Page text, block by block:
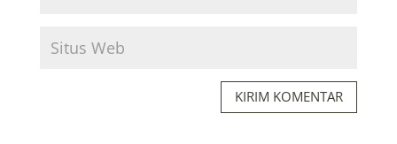
KIRIM KOMENTAR